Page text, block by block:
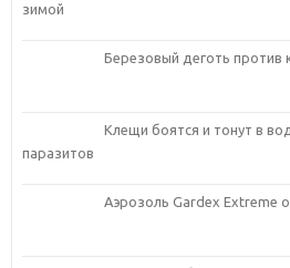
зимой
Березовый деготь
Клещи боятся и тонут в
паразитов
Аэрозоль Gardex Extreme